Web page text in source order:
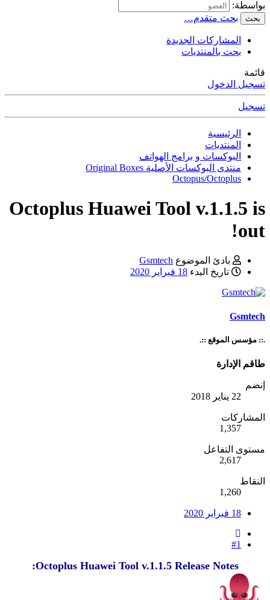
بواسطة:
بحث بحث متقدم…
المشاركات الجديدة
بحث بالمنتديات
قائمة
تسجيل الدخول
تسجيل
الرئيسية
المنتديات
البوكسات و برامج الهواتف
منتدى البوكسات الأصلية Original Boxes
Octopus/Octoplus
Octoplus Huawei Tool v.1.1.5 is
out!
بادئ الموضوع Gsmtech
تاريخ البدء 18 فبراير 2020
Gsmtech
.:: مؤسس الموقع ::.
طاقم الإدارة
إنضم
22 يناير 2018
المشاركات
1,357
مستوى التفاعل
2,617
النقاط
1,260
18 فبراير 2020
#1
Octoplus Huawei Tool v.1.1.5 Release Notes: